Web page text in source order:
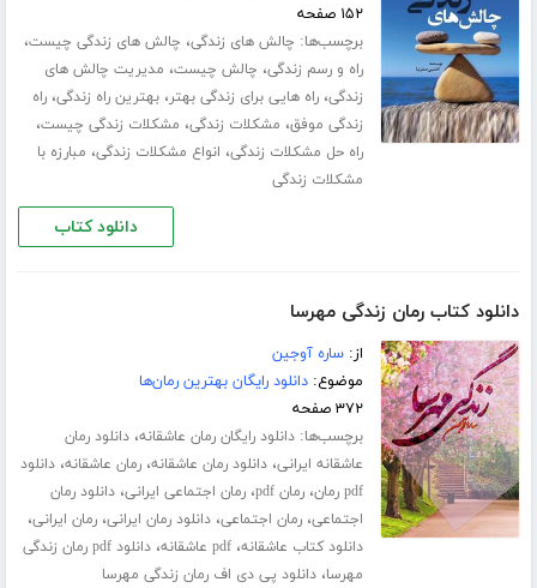
۱۵۲ صفحه
برچسب‌ها: چالش های زندگی، چالش های زندگی چیست،
راه و رسم زندگی، چالش چیست، مدیریت چالش های
زندگی،راه هایی برای زندگی بهتر،بهترین راه زندگی،راه
زندگی موفق، مشکلات زندگی، مشکلات زندگی چیست،
راه حل مشکلات زندگی، انواع مشکلات زندگی، مبارزه با
مشکلات زندگی
دانلود کتاب
دانلود کتاب رمان زندگی مهرسا
از:ساره آوجین
موضوع:دانلود رایگان بهترین رمان‌ها
۳۷۲ صفحه
برچسب‌ها:دانلود رایگان رمان عاشقانه،دانلود رمان
عاشقانه ایرانی،دانلود رمان عاشقانه،رمان عاشقانه،دانلود
pdf رمان
،رمان pdf ،رمان اجتماعی ایرانی،دانلود رمان
اجتماعی،رمان اجتماعی،دانلود رمان ایرانی،رمان ایرانی،
دانلود کتاب عاشقانه،pdf عاشقانه ،
دانلود pdf رمان زندگی
مهرسا،دانلود پی دی اف رمان زندگی مهرسا